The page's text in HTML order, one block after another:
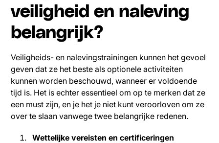
veiligheid en naleving
belangrijk?
Veiligheids- en nalevingstrainingen kunnen het gevoel
geven dat ze het beste als optionele activiteiten
kunnen worden beschouwd, wanneer er voldoende
tijd is. Het is echter essentieel om op te merken dat ze
een must zijn, en je het je niet kunt veroorloven om ze
over te slaan vanwege twee belangrijke redenen.
Wettelijke vereisten en certificeringen